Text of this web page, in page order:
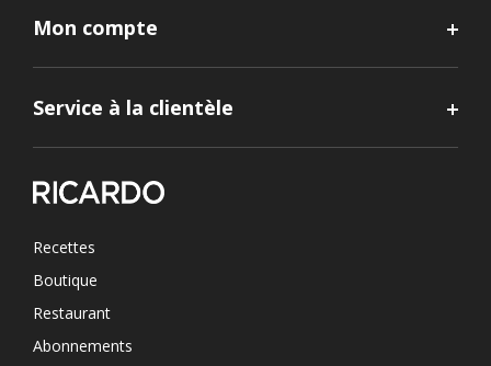
Mon compte
Service à la clientèle
Recettes
Boutique
Restaurant
Abonnements